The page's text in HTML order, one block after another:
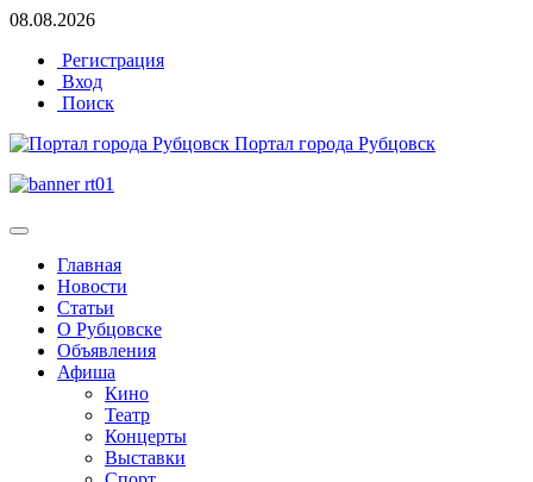
08.08.2026
Регистрация
Вход
Поиск
Портал города Рубцовск
Главная
Новости
Статьи
О Рубцовске
Объявления
Афиша
Кино
Театр
Концерты
Выставки